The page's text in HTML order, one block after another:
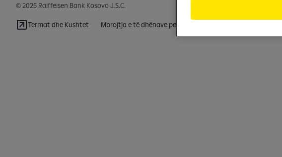
© 2025 Raiffeisen Bank Kosovo J.S.C.
Termat dhe Kushtet Mbrojtja e të dhënave personale & Cookies